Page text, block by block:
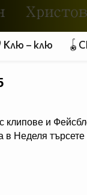
Клю – клю
клипове и
в Неделя търсете